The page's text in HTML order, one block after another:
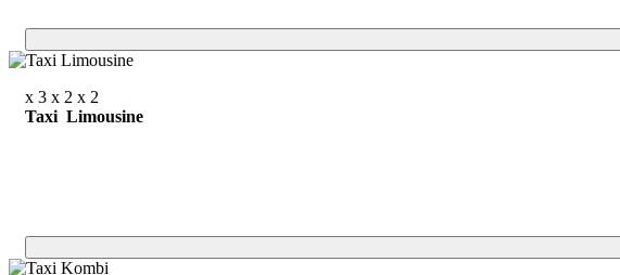
x 3 x 2 x 2
Taxi Limousine